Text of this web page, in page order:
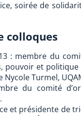
soirée de
colloques
: membre du
pouvoir et
Nycole Turmel,
du comité
et présidente de